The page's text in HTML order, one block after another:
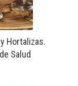
Hortalizas.
Salud